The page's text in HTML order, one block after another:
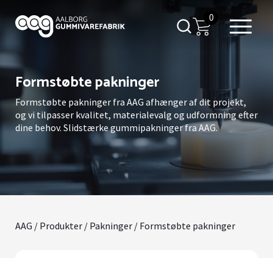
0
Formstøbte pakninger
Formstøbte pakninger fra AAG afhænger af dit projekt,
og vi tilpasser kvalitet, materialevalg og udformning efter
dine behov. Slidstærke gummipakninger fra AAG.
AAG / Produkter / Pakninger / Formstøbte pakninger